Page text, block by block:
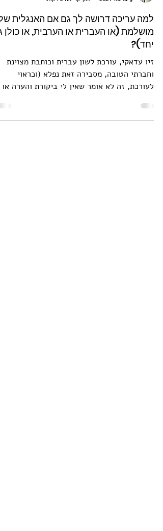
9 בדצמ׳ 2021
זמן קריאה 2 דקות
למה עריכה דרושה לך גם אם האנגלית
יחד)?
זיו עדאקי, עורכת לשון עברית וכותבת מצוינת
לעורכת, זה לא אומר שאין לי ביקורת והערה או
שתיים). כתיבה...